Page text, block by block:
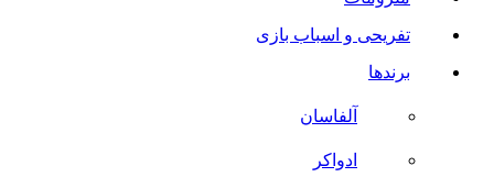
تفریحی و اسباب بازی
برندها
آلفاسان
ادواکر